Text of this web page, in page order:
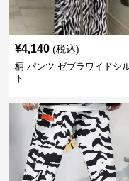
¥4,140 (税込)
柄 パンツ ゼブラワイドシ
ト